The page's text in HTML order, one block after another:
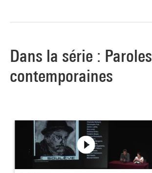
Dans la série : Paroles
contemporaines